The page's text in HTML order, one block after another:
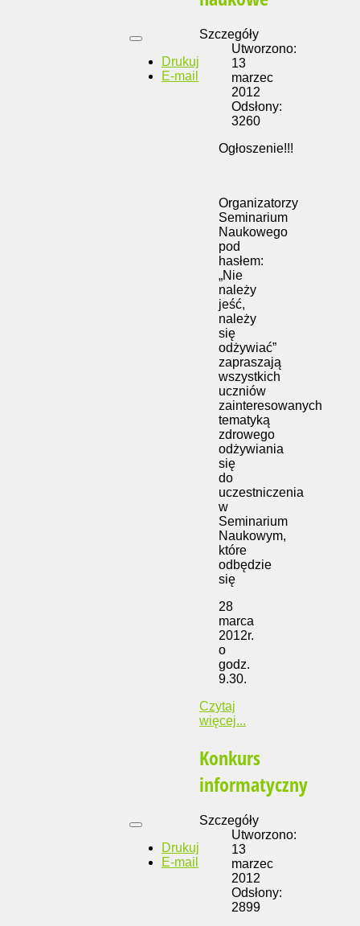
Drukuj
E-mail
Szczegóły
Utworzono:
13
marzec
2012
Odsłony:
3260
Ogłoszenie!!!
Organizatorzy
Seminarium
Naukowego
pod
hasłem:
„Nie
należy
jeść,
należy
się
odżywiać”
zapraszają
wszystkich
uczniów
zainteresowanych
tematyką
zdrowego
odżywiania
się
do
uczestniczenia
w
Seminarium
Naukowym,
które
odbędzie
się
28
marca
2012r.
o
godz.
9.30.
Czytaj
więcej...
Konkurs
informatyczny
Drukuj
E-mail
Szczegóły
Utworzono:
13
marzec
2012
Odsłony:
2899